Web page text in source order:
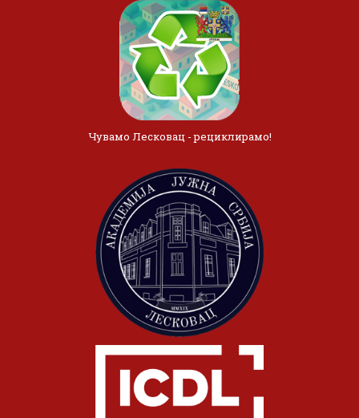
Чувамо Лесковац - рециклирамо!